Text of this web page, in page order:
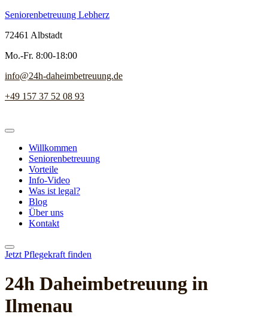
Seniorenbetreuung Lebherz
72461 Albstadt
Mo.-Fr. 8:00-18:00
info@24h-daheimbetreuung.de
+49 157 37 52 08 93
Willkommen
Seniorenbetreuung
Vorteile
Info-Video
Was ist legal?
Blog
Über uns
Kontakt
Jetzt Pflegekraft finden
24h Daheim­betreuung in
Ilmenau